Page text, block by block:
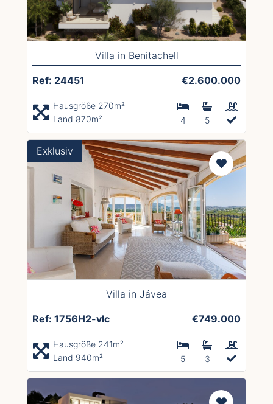
Villa in Benitachell
Ref: 24451 €2.600.000
Hausgröße 270m²
Land 870m²
4 5
Exklusiv
Villa in Jávea
Ref: 1756H2-vlc €749.000
Hausgröße 241m²
Land 940m²
5 3